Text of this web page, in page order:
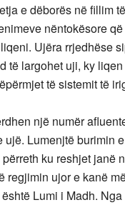
e dëborës në fillim
nëntokësore
Ujëra rrjedhëse
të largohet uji, ky
të sistemit të
një numër
Lumenjtë burimin
ku reshjet janë
regjimin ujor e kanë
Lumi i Madh.